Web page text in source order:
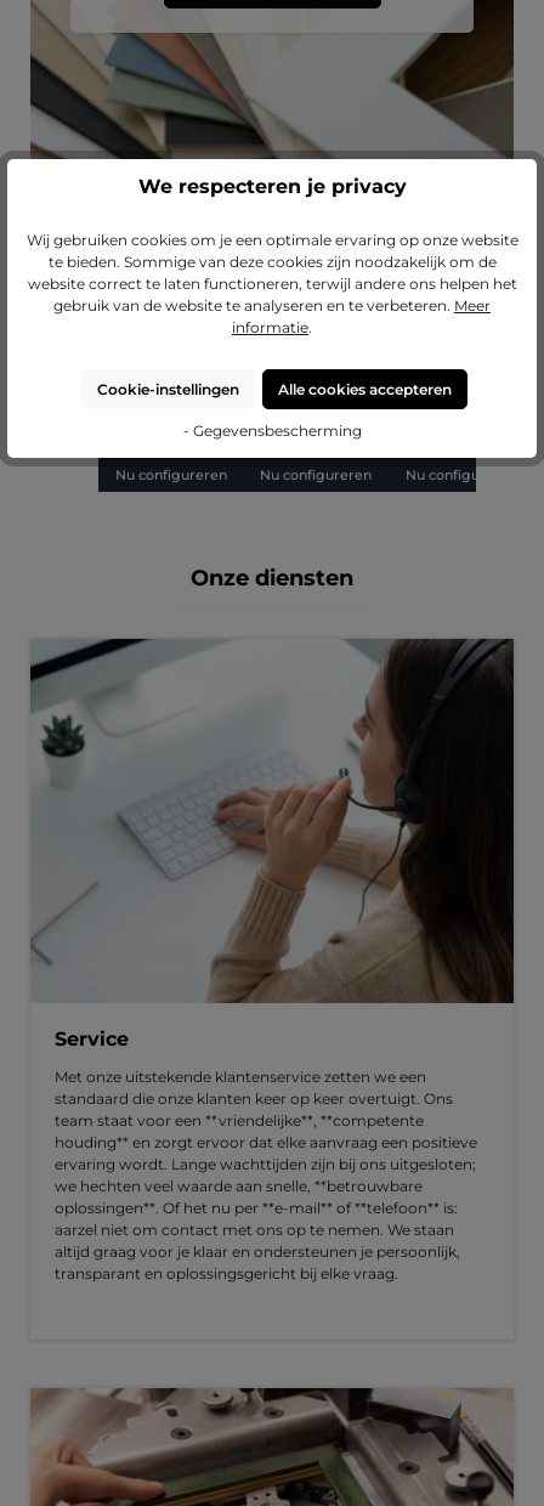
Productgalerij overslaan
Laat je inspireren
Gemiddelde waardering van 5 van 5 sterren
maat
Nu configureren
fotolijst Finja op
maat gemaakt
€ 14,15
Nu configureren
fotolijst Luise op
maat
Nu configureren
Onze diensten
Service
Met onze uitstekende klantenservice zetten we een
standaard die onze klanten keer op keer overtuigt. Ons
team staat voor een **vriendelijke**, **competente
houding** en zorgt ervoor dat elke aanvraag een positieve
ervaring wordt. Lange wachttijden zijn bij ons uitgesloten;
we hechten veel waarde aan snelle, **betrouwbare
oplossingen**. Of het nu per **e-mail** of **telefoon** is:
aarzel niet om contact met ons op te nemen. We staan
altijd graag voor je klaar en ondersteunen je persoonlijk,
transparant en oplossingsgericht bij elke vraag.
We respecteren je privacy
Wij gebruiken cookies om je een optimale ervaring op onze website
te bieden. Sommige van deze cookies zijn noodzakelijk om de
website correct te laten functioneren, terwijl andere ons helpen het
gebruik van de website te analyseren en te verbeteren. Meer
informatie.
Cookie-instellingen Alle cookies accepteren
- Gegevensbescherming